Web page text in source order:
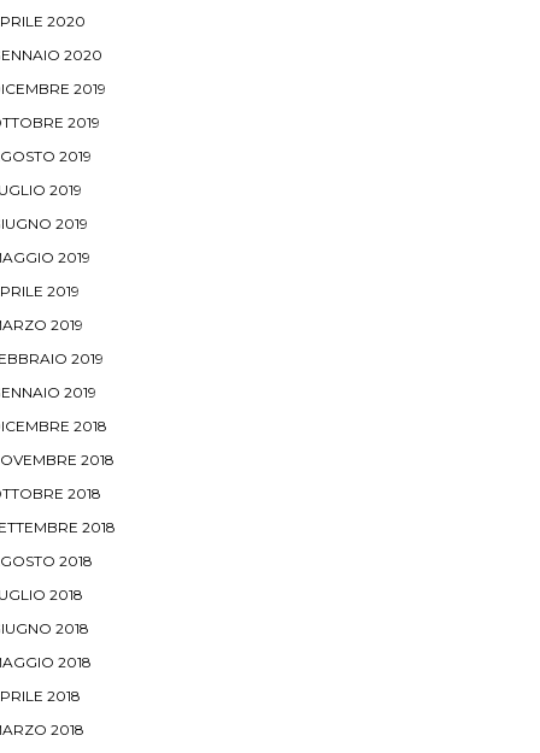
2020
2020
2019
2019
2019
2019
2019
2019
2019
2019
2019
2019
2018
2018
2018
2018
2018
2018
2018
2018
2018
2018